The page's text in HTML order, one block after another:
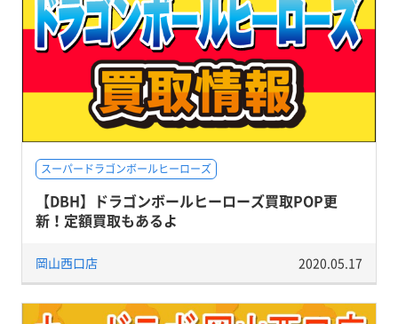
スーパードラゴンボールヒーローズ
【DBH】ドラゴンボールヒーローズ買取POP更
新！定額買取もあるよ
岡山西口店 2020.05.17